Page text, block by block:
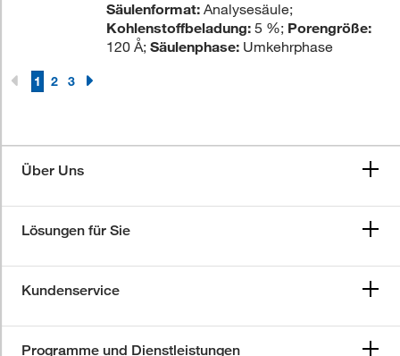
Säulenformat:Analysesäule;
Kohlenstoffbeladung:5 %; Porengröße:
120 Å; Säulenphase:Umkehrphase
1 2 3
Über Uns
Lösungen für Sie
Kundenservice
Programme und Dienstleistungen